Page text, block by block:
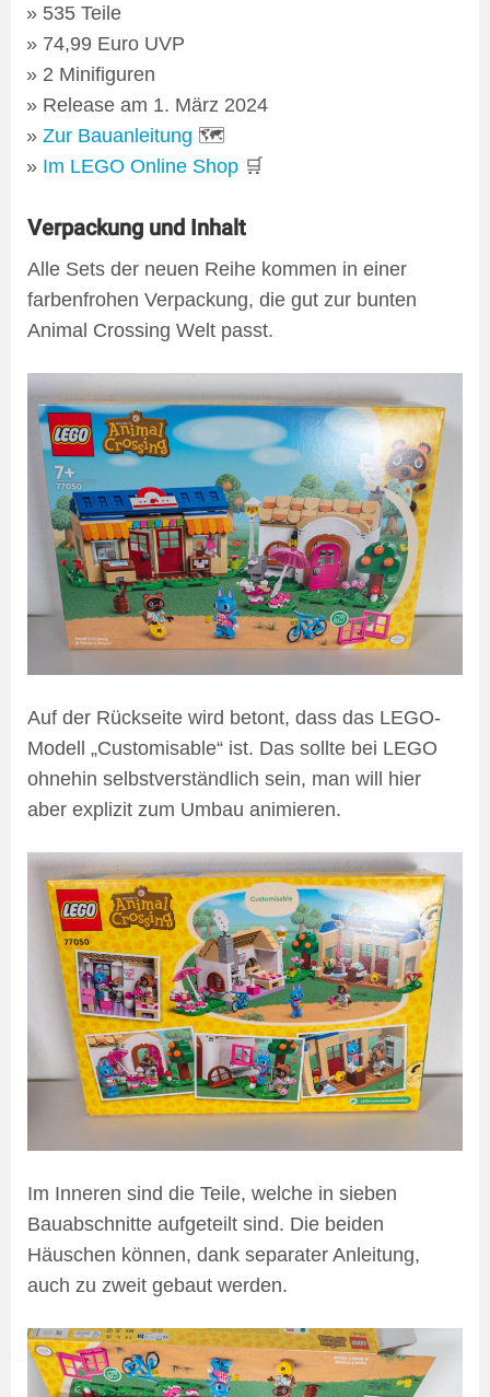
535 Teile
74,99 Euro UVP
2 Minifiguren
Release am 1. März 2024
Zur Bauanleitung 🗺
Im LEGO Online Shop 🛒
Verpackung und Inhalt
Alle Sets der neuen Reihe kommen in einer
farbenfrohen Verpackung, die gut zur bunten
Animal Crossing Welt passt.
Auf der Rückseite wird betont, dass das LEGO-
Modell „Customisable“ ist. Das sollte bei LEGO
ohnehin selbstverständlich sein, man will hier
aber explizit zum Umbau animieren.
Im Inneren sind die Teile, welche in sieben
Bauabschnitte aufgeteilt sind. Die beiden
Häuschen können, dank separater Anleitung,
auch zu zweit gebaut werden.